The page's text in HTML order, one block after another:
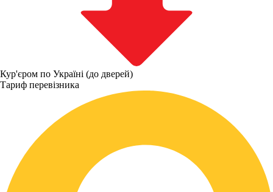
Кур'єром по Україні (до дверей)
Тариф перевізника